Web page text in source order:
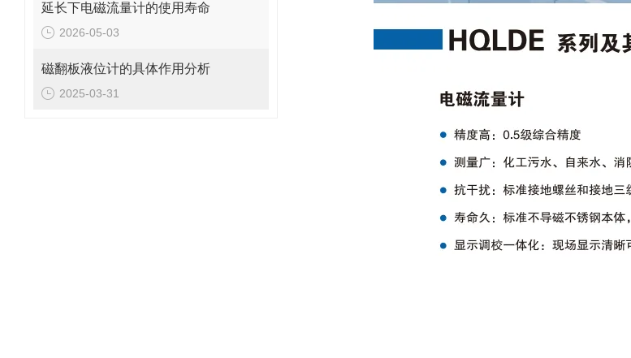
延长下电磁流量计的使用寿命
2026-05-03
磁翻板液位计的具体作用分析
2025-03-31